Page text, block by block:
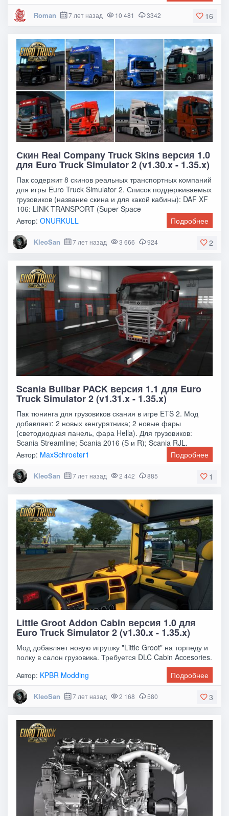
16
Roman 7 лет назад 10 481 3342
Скин Real Company Truck Skins версия 1.0
для Euro Truck Simulator 2 (v1.30.x - 1.35.x)
Пак содержит 8 скинов реальных транспортных компаний
для игры Euro Truck Simulator 2. Список поддерживаемых
грузовиков (название скина и для какой кабины): DAF XF
106: LINK TRANSPORT (Super Space
Автор:ONURKULL Подробнее
2
KleoSan 7 лет назад 3 666 924
Scania Bullbar PACK версия 1.1 для Euro
Truck Simulator 2 (v1.31.x - 1.35.x)
Пак тюнинга для грузовиков скания в игре ETS 2. Мод
добавляет: 2 новых кенгурятника; 2 новые фары
(светодиодная панель, фара Hella). Для грузовиков:
Scania Streamline; Scania 2016 (S и R); Scania RJL.
Автор: MaxSchroeter1 Подробнее
1
KleoSan 7 лет назад 2 442 885
Little Groot Addon Cabin версия 1.0 для
Euro Truck Simulator 2 (v1.30.x - 1.35.x)
Мод добавляет новую игрушку "Little Groot" на торпеду и
полку в салон грузовика. Требуется DLC Cabin Accesories.
Автор: KPBR Modding Подробнее
3
KleoSan 7 лет назад 2 168 580